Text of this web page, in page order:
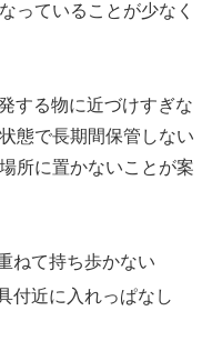
っていることが少なく
する物に近づけすぎな
態で長期間保管しない
所に置かないことが案
ねて持ち歩かない
付近に入れっぱなし